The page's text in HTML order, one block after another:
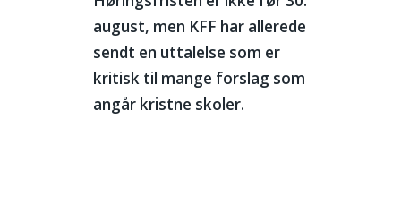
august, men KFF har allerede
sendt en uttalelse som er
kritisk til mange forslag som
angår kristne skoler.